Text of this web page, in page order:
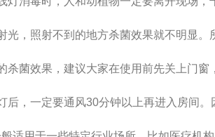
光，照射不到的地方杀菌效果就不明显
的杀菌效果，建议大家在使用前先关上门窗
后，一定要通风30分钟以上再进入房间